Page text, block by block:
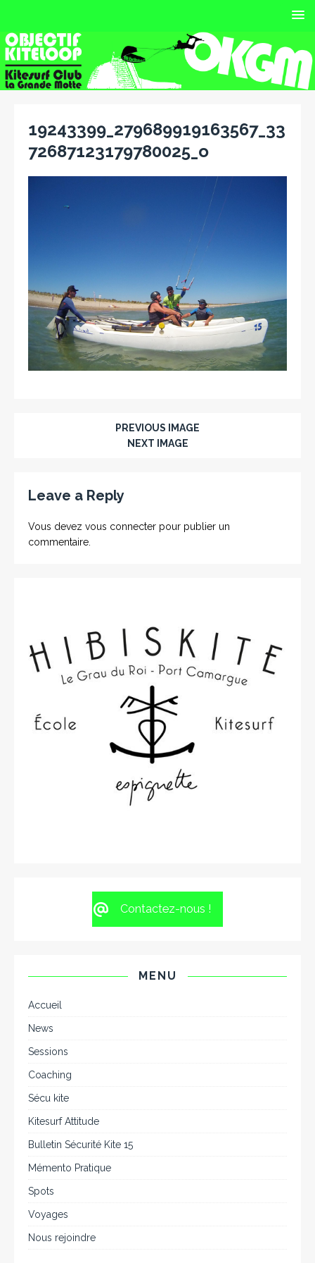
19243399_279689919163567_33
72687123179780025_o
PREVIOUS IMAGE
NEXT IMAGE
Leave a Reply
Vous devez vous connecter pour publier un
commentaire.
Contactez-nous !
MENU
Accueil
News
Sessions
Coaching
Sécu kite
Kitesurf Attitude
Bulletin Sécurité Kite 15
Mémento Pratique
Spots
Voyages
Nous rejoindre